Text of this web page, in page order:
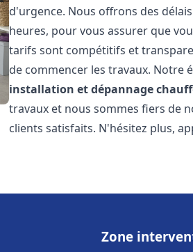
d'urgence. Nous offrons des
heures, pour vous assurer que
tarifs sont compétitifs et
de commencer les travaux. Notre
installation et dépannage
travaux et nous sommes fiers de
clients satisfaits. N'hésitez plus,
Zone